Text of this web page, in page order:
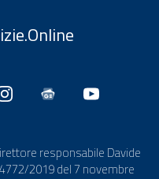
responsabile Davide
2019 del 7 novembre